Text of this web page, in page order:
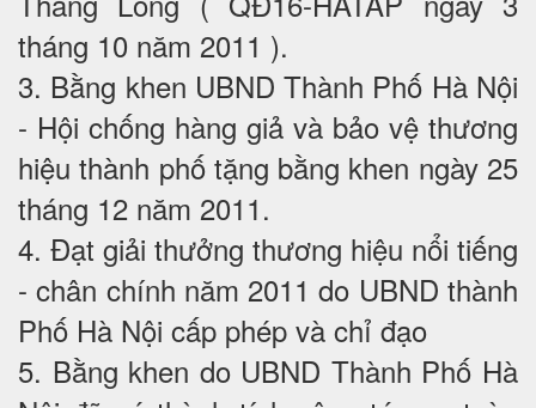
tháng 10 năm 2011 ).
3. Bằng khen UBND Thành Phố Hà Nội
- Hội chống hàng giả và bảo vệ thương
hiệu thành phố tặng bằng khen ngày 25
tháng 12 năm 2011.
4. Đạt giải thưởng thương hiệu nổi tiếng
- chân chính năm 2011 do UBND thành
Phố Hà Nội cấp phép và chỉ đạo
5. Bằng khen do UBND Thành Phố Hà